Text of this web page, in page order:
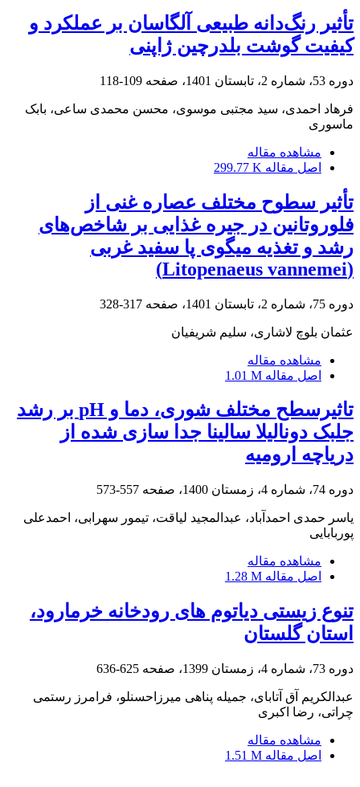
تأثیر رنگ‌دانه طبیعی آلگاسان بر عملکرد و
کیفیت گوشت بلدرچین ژاپنی
دوره 53، شماره 2، تابستان 1401، صفحه 109-118
فرهاد احمدی، سید مجتبی موسوی، محسن محمدی ساعی، بابک
ماسوری
مشاهده مقاله
اصل مقاله 299.77 K
تأثیر سطوح مختلف عصاره غنی از
فلوروتانین در جیره غذایی بر شاخص‌های
رشد و تغذیه میگوی پا سفید غربی
(Litopenaeus vannemei)
دوره 75، شماره 2، تابستان 1401، صفحه 317-328
عثمان بلوچ لاشاری، سلیم شریفیان
مشاهده مقاله
اصل مقاله 1.01 M
تاثیرسطح مختلف شوری، دما و pH بر رشد
جلبک دونالیلا سالینا جدا سازی شده از
دریاچه ارومیه
دوره 74، شماره 4، زمستان 1400، صفحه 557-573
یاسر حمدی احمدآباد، عبدالمجید لیاقت، تیمور سهرابی، احمدعلی
پوربابایی
مشاهده مقاله
اصل مقاله 1.28 M
تنوع زیستی دیاتوم های رودخانه خرمارود،
استان گلستان
دوره 73، شماره 4، زمستان 1399، صفحه 625-636
عبدالکریم آق آتابای، جمیله پناهی میرزاحسنلو، فرامرز رستمی
چراتی، رضا اکبری
مشاهده مقاله
اصل مقاله 1.51 M